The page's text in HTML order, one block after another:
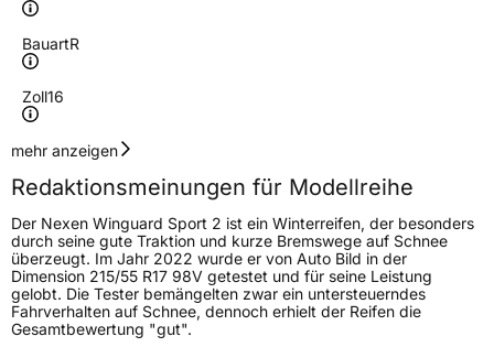
BauartR
Zoll16
Geschwindigkeitsindex
Höchstgeschwindigkeit
210 km/h
Lastindex87
Höchstlast545 kg
Generelle Merkmale
mehr anzeigen
Redaktionsmeinungen für Modellreihe
Der Nexen Winguard Sport 2 ist ein Winterreifen, der besonders
durch seine gute Traktion und kurze Bremswege auf Schnee
überzeugt. Im Jahr 2022 wurde er von Auto Bild in der
Dimension 215/55 R17 98V getestet und für seine Leistung
gelobt. Die Tester bemängelten zwar ein untersteuerndes
Fahrverhalten auf Schnee, dennoch erhielt der Reifen die
Gesamtbewertung "gut".